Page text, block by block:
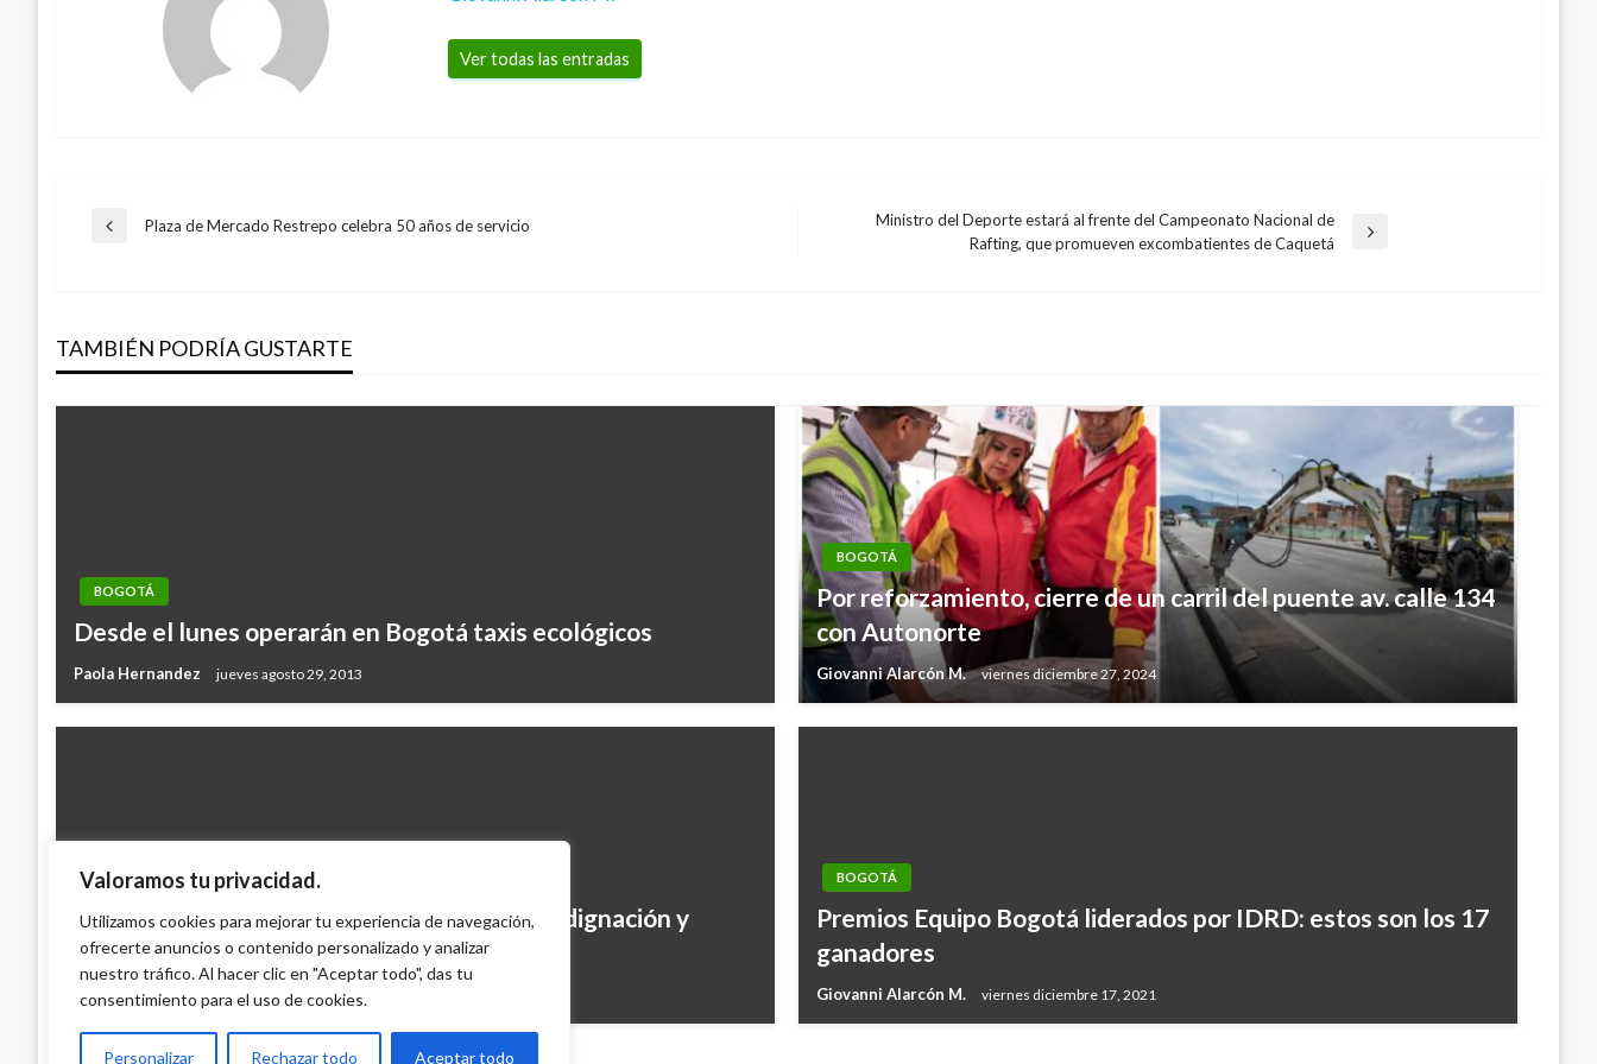
Valoramos tu privacidad.
Utilizamos cookies para mejorar tu experiencia de navegación,
ofrecerte anuncios o contenido personalizado y analizar
nuestro tráfico. Al hacer clic en "Aceptar todo", das tu
consentimiento para el uso de cookies.
Personalizar Rechazar todo Aceptar todo
Ver todas las entradas
Navegación
entradas
Entrada
Plaza de Mercado Restrepo celebra 50 años de servicio
Ministro del Deporte estará al frente del Campeonato Nacional de
Rafting, que promueven excombatientes de Caquetá
TAMBIÉN PODRÍA GUSTARTE
BOGOTÁ
Desde el lunes operarán en Bogotá taxis ecológicos
Paola Hernandez jueves agosto 29, 2013
BOGOTÁ
Por reforzamiento, cierre de un carril del puente av. calle 134
con Autonorte
Giovanni Alarcón M. viernes diciembre 27, 2024
BOGOTÁ
Niños quemados en Bogotá por la Policía. Indignación y
vergüenza
German Hernandez martes febrero 10, 2009
BOGOTÁ
Premios Equipo Bogotá liderados por IDRD: estos son los 17
ganadores
Giovanni Alarcón M. viernes diciembre 17, 2021